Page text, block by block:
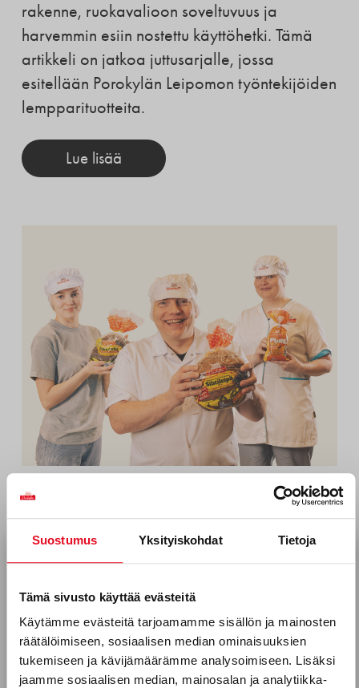
Suostumus Yksityiskohdat Tietoja
Tämä sivusto käyttää evästeitä
Käytämme evästeitä tarjoamamme sisällön ja mainosten
räätälöimiseen, sosiaalisen median ominaisuuksien
tukemiseen ja kävijämäärämme analysoimiseen. Lisäksi
jaamme sosiaalisen median, mainosalan ja analytiikka-
rakenne, ruokavalioon soveltuvuus ja
harvemmin esiin nostettu käyttöhetki. Tämä
artikkeli on jatkoa juttusarjalle, jossa
esitellään Porokylän Leipomon työntekijöiden
lempparituotteita.
Lue lisää
ME
TYÖNTEKIJÄTARINA
Makuasioista voi olla
montaa mieltä, mutta moni
on samaa mieltä –
elämysleipurien
lempparituotteet
Sanotaan, että makuasioista ei sovi kiistellä.
Tilaa uutiskirjeemme
Puhelinnumero